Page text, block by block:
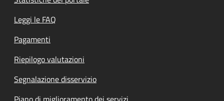
Leggi le FAQ
Pagamenti
Riepilogo valutazioni
Segnalazione disservizio